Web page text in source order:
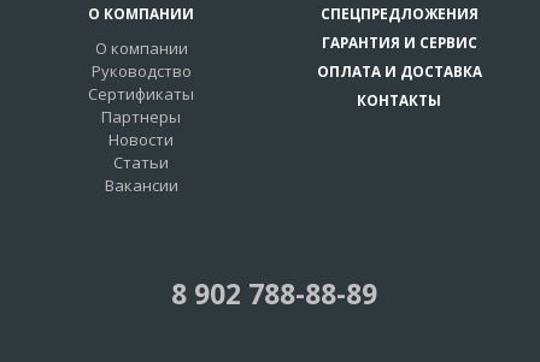
О КОМПАНИИ
О компании
Руководство
Сертификаты
Партнеры
Новости
Статьи
Вакансии
СПЕЦПРЕДЛОЖЕНИЯ
ГАРАНТИЯ И СЕРВИС
ОПЛАТА И ДОСТАВКА
КОНТАКТЫ
8 902 788-88-89